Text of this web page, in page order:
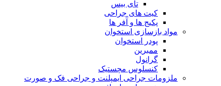
تای بیس
کیت های جراحی
پکیج ها و آفر ها
مواد بازسازی استخوان
پودر استخوان
ممبرین
گرانول
کنسلوس مچستیک
ملزومات جراحی ایمپلنت و جراحی فک و صورت